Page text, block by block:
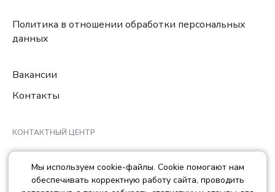
Политика в отношении обработки персональных
данных
Вакансии
Контакты
КОНТАКТНЫЙ ЦЕНТР
8 (800) 222-78-29
Ежедневно с 10:00 до 22:00 МCK
Мы используем cookie-файлы. Cookie помогают нам
обеспечивать корректную работу сайта, проводить